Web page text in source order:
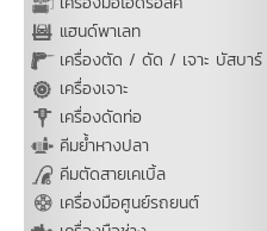
แฮนด์พาเลท
เครื่องตัด / ดัด / เจาะ บัสบาร์
เครื่องเจาะ
เครื่องดัดท่อ
คีมย้ำหางปลา
คีมตัดสายเคเบิ้ล
เครื่องมือศูนย์รถยนต์